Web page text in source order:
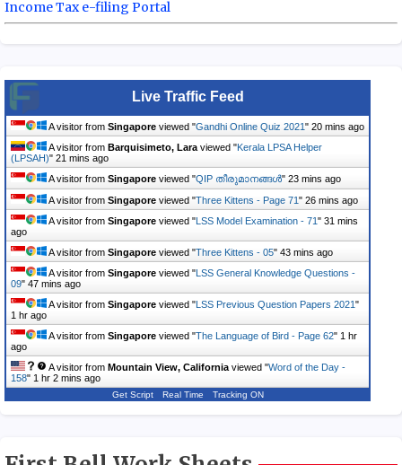
Income Tax e-filing Portal
Live Traffic Feed
A visitor from Singapore viewed "Gandhi Online Quiz 2021 " 20 mins ago
A visitor from Barquisimeto, Lara viewed "Kerala LPSA Helper
(LPSAH)" 21 mins ago
A visitor from Singapore viewed "QIP തീരുമാനങ്ങൾ" 23 mins ago
A visitor from Singapore viewed "Three Kittens - Page 71 " 26 mins ago
A visitor from Singapore viewed " LSS Model Examination - 71 " 31 mins
ago
A visitor from Singapore viewed "Three Kittens - 05" 43 mins ago
A visitor from Singapore viewed " LSS General Knowledge Questions -
09" 47 mins ago
A visitor from Singapore viewed " LSS Previous Question Papers 2021 "
1 hr ago
A visitor from Singapore viewed "The Language of Bird - Page 62" 1 hr
ago
A visitor from Mountain View, California viewed "Word of the Day -
158" 1 hr 2 mins ago
Get Script Real Time Tracking ON